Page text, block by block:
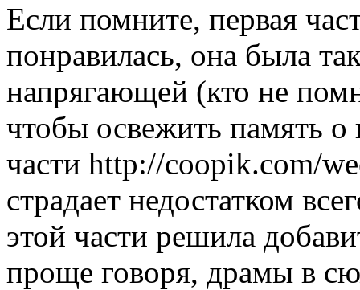
Если помните, первая
понравилась, она была
напрягающей (кто не
чтобы освежить память о
части http://coopik.com/
страдает недостатком
этой части решила
проще говоря, драмы в